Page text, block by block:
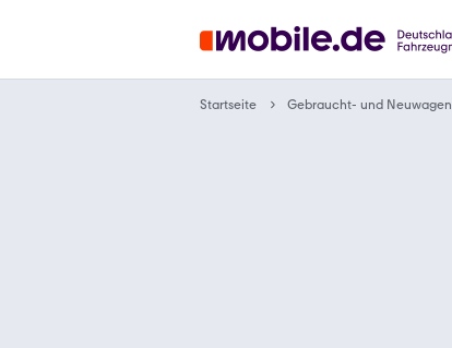
Startseite Gebraucht- und Neuwagen